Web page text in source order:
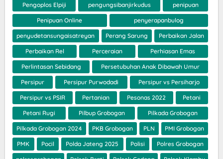
Pengoplos Elpiji pengungsibanjirkudus penipuan
Penipuan Online penyerapanbulog
penyudetansungaisatreyan Perang Sarung Perbaikan Jalan
Perbaikan Rel Perceraian Perhiasan Emas
Perlintasan Sebidang Persetubuhan Anak Dibawah Umur
Persipur Persipur Purwodadi Persipur vs Persiharjo
Persipur vs PSIR Pertanian Pesonas 2022 Petani
Petani Rugi Pilbup Grobogan Pilkada Grobogan
Pilkada Grobogan 2024 PKB Grobogan PLN PMI Grobogan
PMK Pocil Polda Jateng 2025 Polisi Polres Grobogan